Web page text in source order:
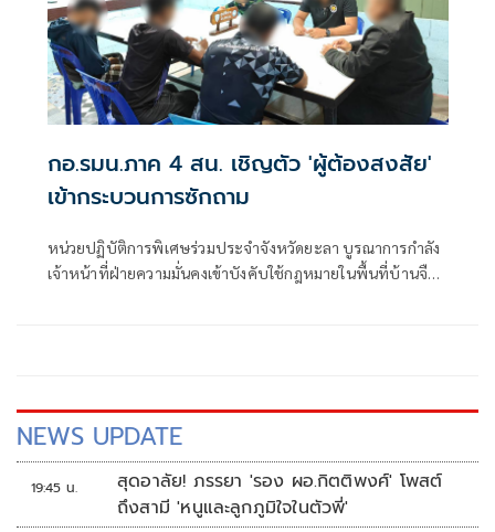
กอ.รมน.ภาค 4 สน. เชิญตัว 'ผู้ต้องสงสัย'
เข้ากระบวนการซักถาม
หน่วยปฏิบัติการพิเศษร่วมประจำจังหวัดยะลา บูรณาการกำลัง
เจ้าหน้าที่ฝ่ายความมั่นคงเข้าบังคับใช้กฎหมายในพื้นที่บ้านจือ
NEWS UPDATE
19:45 น.
สุดอาลัย! ภรรยา 'รอง ผอ.กิตติพงศ์' โพสต์
ถึงสามี 'หนูและลูกภูมิใจในตัวพี่'